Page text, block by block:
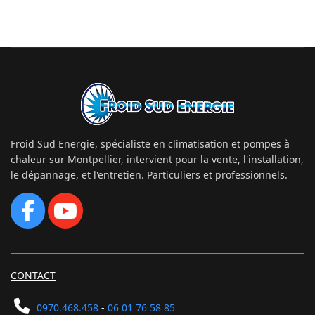
Froid Sud Energie, spécialiste en climatisation et pompes à
chaleur sur Montpellier, intervient pour la vente, l'installation,
le dépannage, et l'entretien. Particuliers et professionnels.
CONTACT
0970.468.458 - 06 01 76 58 85